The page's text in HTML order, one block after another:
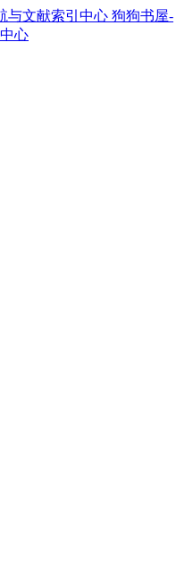
狗狗书屋-
心